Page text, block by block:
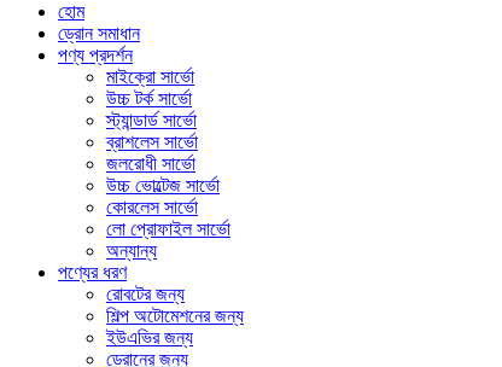
হোম
ড্রোন সমাধান
পণ্য প্রদর্শন
মাইক্রো সার্ভো
উচ্চ টর্ক সার্ভো
স্ট্যান্ডার্ড সার্ভো
ব্রাশলেস সার্ভো
জলরোধী সার্ভো
উচ্চ ভোল্টেজ সার্ভো
কোরলেস সার্ভো
লো প্রোফাইল সার্ভো
অন্যান্য
পণ্যের ধরণ
রোবটের জন্য
শিল্প অটোমেশনের জন্য
ইউএভির জন্য
ড্রোনের জন্য